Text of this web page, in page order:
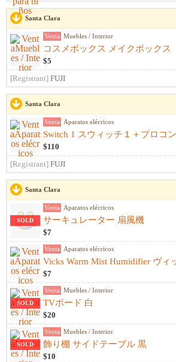
Santa Clara
Venta Muebles / Interior
コスメボックス メイクボックス
$5
[Registrant] FUJI
Santa Clara
Venta Aparatos elécricos
Switch 1 スウィッチ１＋プロコン
$110
[Registrant] FUJI
Santa Clara
SOLD
Venta Aparatos elécricos
サーキュレーター 扇風機
$7
Venta Aparatos elécricos
Vicks Warm Mist Humidifier ヴィ
$7
SOLD
Venta Muebles / Interior
TVボード 白
$20
SOLD
Venta Muebles / Interior
飾り棚 サイドテーブル 黒
$10